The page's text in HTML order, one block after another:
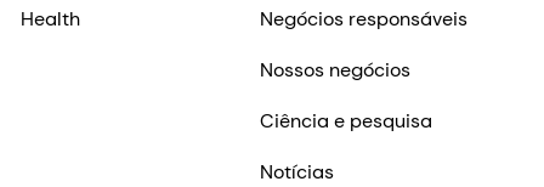
Health
Negócios responsáveis
Nossos negócios
Ciência e pesquisa
Notícias